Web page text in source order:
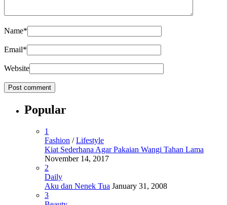
Name*
Email*
Website
Popular
1
Fashion /Lifestyle
Kiat Sederhana Agar Pakaian Wangi Tahan Lama
November 14, 2017
2
Daily
Aku dan Nenek Tua January 31, 2008
3